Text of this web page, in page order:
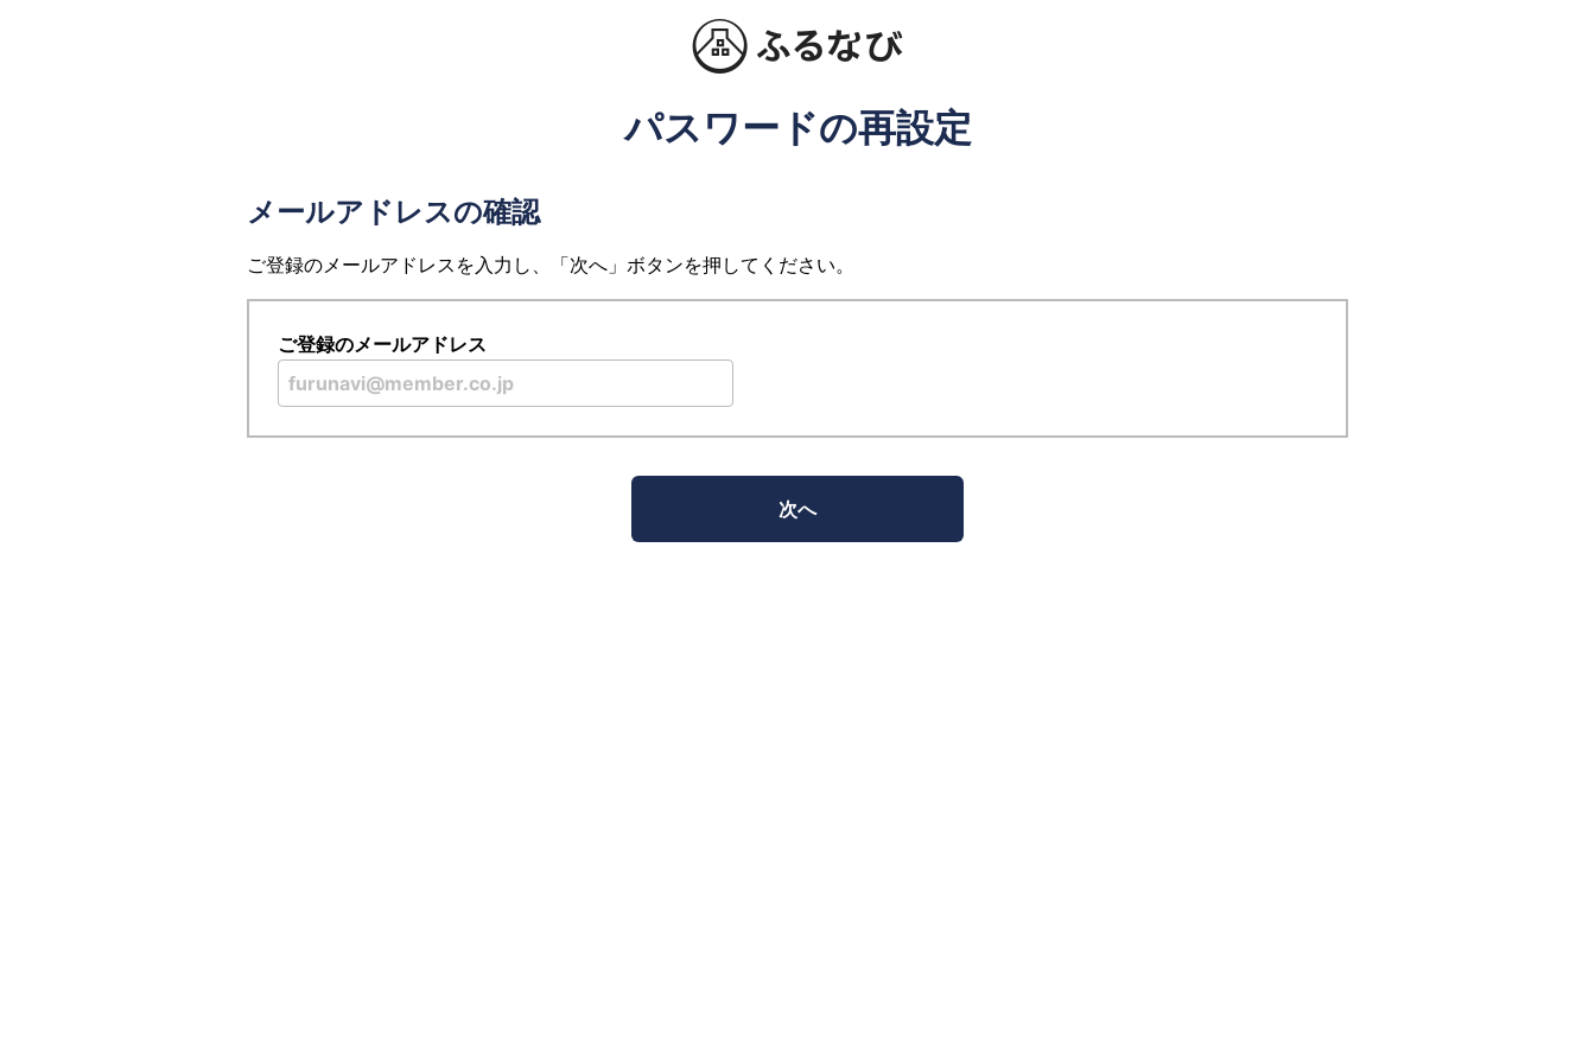
パスワードの再設定
メールアドレスの確認
ご登録のメールアドレスを入力し、「次へ」ボタンを押してください。
ご登録のメールアドレス